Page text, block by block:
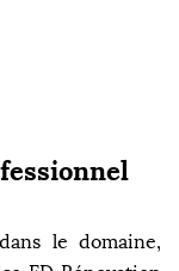
le domaine,